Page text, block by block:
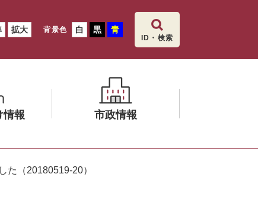
拡大 背景色 白 黒 青
ID・検索
情報 市政情報
ニ
（20180519‐20）